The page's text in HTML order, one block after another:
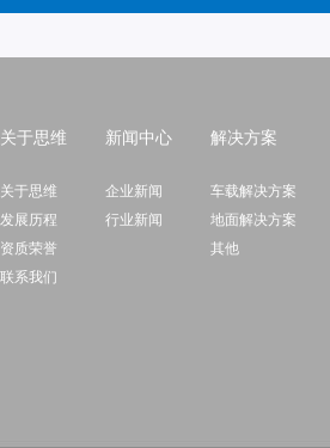
关于思维
关于思维
发展历程
资质荣誉
联系我们
新闻中心
企业新闻
行业新闻
解决方案
车载解决方案
地面解决方案
其他